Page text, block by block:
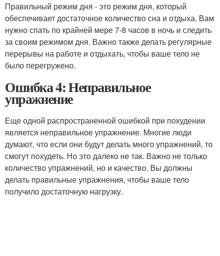
Правильный режим дня - это режим дня, который
обеспечивает достаточное количество сна и отдыха. Вам
нужно спать по крайней мере 7-8 часов в ночь и следить
за своим режимом дня. Важно также делать регулярные
перерывы на работе и отдыхать, чтобы ваше тело не
было перегружено.
Ошибка 4: Неправильное
упражнение
Еще одной распространенной ошибкой при похудении
является неправильное упражнение. Многие люди
думают, что если они будут делать много упражнений, то
смогут похудеть. Но это далеко не так. Важно не только
количество упражнений, но и качество. Вы должны
делать правильные упражнения, чтобы ваше тело
получило достаточную нагрузку.